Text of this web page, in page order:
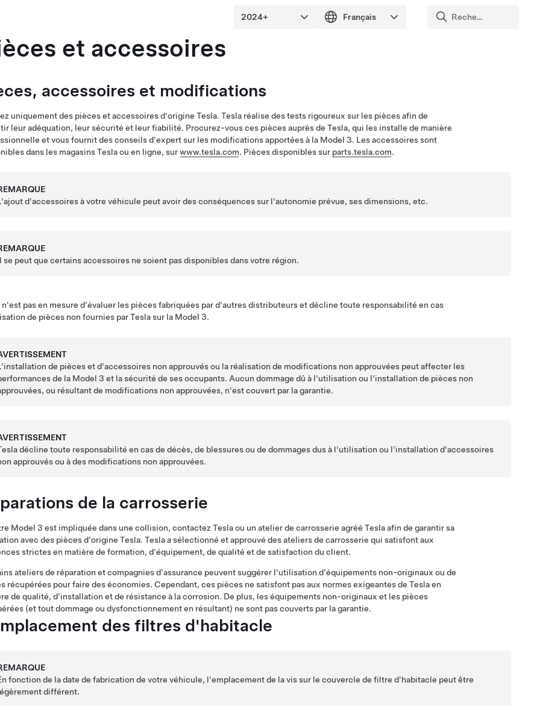
et accessoires
accessoires et modifications
uniquement des pièces et accessoires d'origine Tesla. Tesla réalise des tests rigoureux sur les pièces afin de
leur adéquation, leur sécurité et leur fiabilité. Procurez-vous ces pièces auprès de Tesla, qui les installe de manière
et vous fournit des conseils d'expert sur les modifications apportées à la Model 3. Les accessoires sont
dans les magasins Tesla ou en ligne, surwww.tesla.com. Pièces disponibles sur parts.tesla.com.
d'accessoires à votre véhicule peut avoir des conséquences sur l'autonomie prévue, ses dimensions, etc.
se peut que certains accessoires ne soient pas disponibles dans votre région.
n'est pas en mesure d'évaluer les pièces fabriquées par d'autres distributeurs et décline toute responsabilité en cas
de pièces non fournies par Tesla sur la Model 3.
de pièces et d'accessoires non approuvés ou la réalisation de modifications non approuvées peut affecter les
de la Model 3 et la sécurité de ses occupants. Aucun dommage dû à l'utilisation ou l'installation de pièces non
ou résultant de modifications non approuvées, n'est couvert par la garantie.
décline toute responsabilité en cas de décès, de blessures ou de dommages dus à l'utilisation ou l'installation d'accessoires
approuvés ou à des modifications non approuvées.
de la carrosserie
Model 3 est impliquée dans une collision, contactez Tesla ou un atelier de carrosserie agréé Tesla afin de garantir sa
avec des pièces d'origine Tesla. Tesla a sélectionné et approuvé des ateliers de carrosserie qui satisfont aux
strictes en matière de formation, d'équipement, de qualité et de satisfaction du client.
ateliers de réparation et compagnies d'assurance peuvent suggérer l'utilisation d'équipements non-originaux ou de
récupérées pour faire des économies. Cependant, ces pièces ne satisfont pas aux normes exigeantes de Tesla en
de qualité, d'installation et de résistance à la corrosion. De plus, les équipements non-originaux et les pièces
(et tout dommage ou dysfonctionnement en résultant) ne sont pas couverts par la garantie.
des filtres d'habitacle
fonction de la date de fabrication de votre véhicule, l'emplacement de la vis sur le couvercle de filtre d'habitacle peut être
différent.